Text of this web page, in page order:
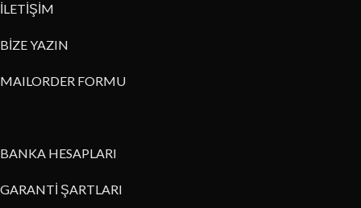
İLETİŞİM
BİZE YAZIN
MAILORDER FORMU
BANKA HESAPLARI
GARANTİ ŞARTLARI